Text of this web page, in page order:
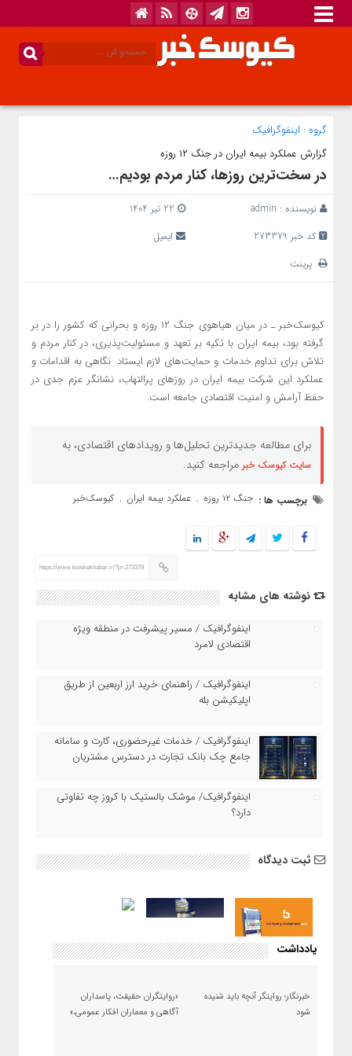
گروه : اینفوگرافیک
گزارش عملکرد بیمه ایران در جنگ ۱۲ روزه
در سخت‌ترین روزها، کنار مردم بودیم…
نویسنده : admin
کد خبر 273379
ایمیل
پرینت
کیوسک‌‌خبر ـ در میان هیاهوی جنگ ۱۲ روزه و بحرانی که کشور را در بر
گرفته بود، بیمه ایران با تکیه بر تعهد و مسئولیت‌پذیری، در کنار مردم و
تلاش برای تداوم خدمات و حمایت‌های لازم ایستاد. نگاهی به اقدامات و
عملکرد این شرکت بیمه ایران در روزهای پرالتهاب، نشانگر عزم جدی در
حفظ آرامش و امنیت اقتصادی جامعه است.
برای مطالعه جدیدترین تحلیل‌ها و رویدادهای اقتصادی، به
سایت کیوسک خبر مراجعه کنید.
برچسب ها : جنگ ۱۲ روزه , عملکرد بیمه ایران , کیوسک‌خبر
https://www.kioskekhabar.ir/?p=273379
نوشته های مشابه
اینفوگرافیک / مسیر پیشرفت در منطقه ویژه
اقتصادی لامرد
اینفوگرافیک / راهنمای خرید ارز اربعین از طریق
اپلیکیشن بله
اینفوگرافیک / خدمات غیرحضوری، کارت و سامانه
جامع چک بانک تجارت در دسترس مشتریان
اینفوگرافیک/ موشک بالستیک با کروز چه تفاوتی
دارد؟
ثبت دیدگاه
یادداشت
خبرنگار؛ روایتگر آنچه باید شنیده
شود
«روایتگران حقیقت، پاسداران
آگاهی و معماران افکار عمومی،»